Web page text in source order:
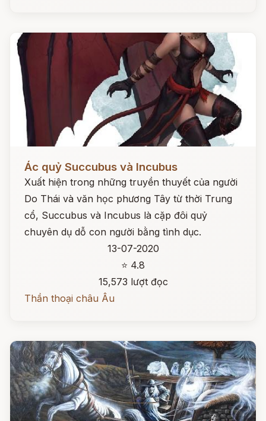
Đọc ngay
Ác quỷ Succubus và Incubus
Xuất hiện trong những truyền thuyết của người
Do Thái và văn học phương Tây từ thời Trung
cổ, Succubus và Incubus là cặp đôi quỷ
chuyên dụ dỗ con người bằng tình dục.
13-07-2020
⭐ 4.8
15,573 lượt đọc
Thần thoại châu Âu